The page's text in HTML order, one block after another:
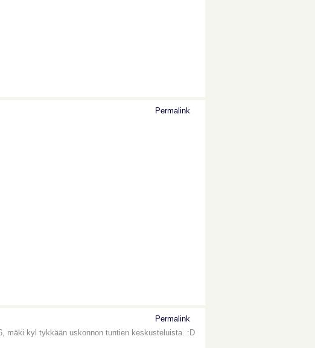
Permalink
Permalink
mäki kyl tykkään uskonnon tuntien keskusteluista. :D